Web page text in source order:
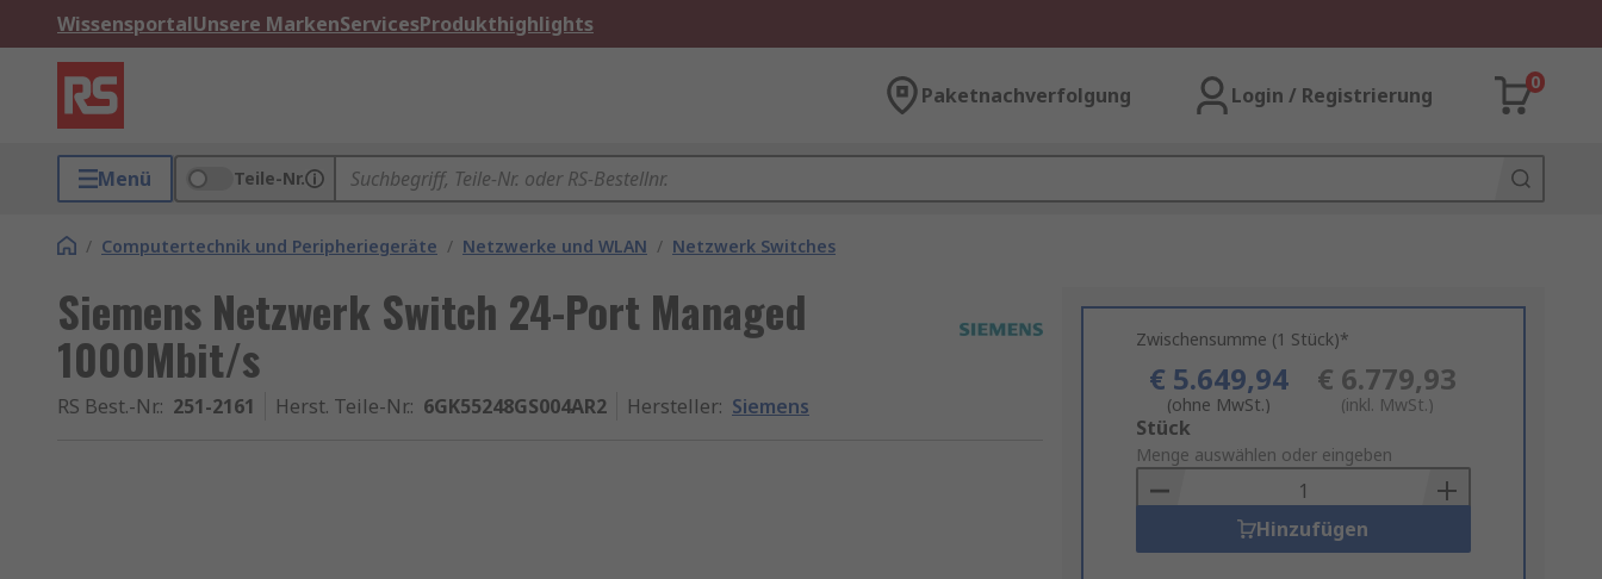
WissensportalUnsere MarkenServicesProdukthighlights
Paketnachverfolgung Login / Registrierung
0
Menü Teile-Nr.
/ Computertechnik und Peripheriegeräte / Netzwerke und WLAN / Netzwerk Switches
Siemens Netzwerk Switch 24-Port Managed
1000Mbit/s
RS Best.-Nr.: 251-2161 Herst. Teile-Nr.: 6GK55248GS004AR2 Hersteller: Siemens
Zwischensumme (1 Stück)*
€ 5.649,94
(ohne MwSt.)
€ 6.779,93
(inkl. MwSt.)
Add
to
Basket
Stück
Menge auswählen oder eingeben
Hinzufügen